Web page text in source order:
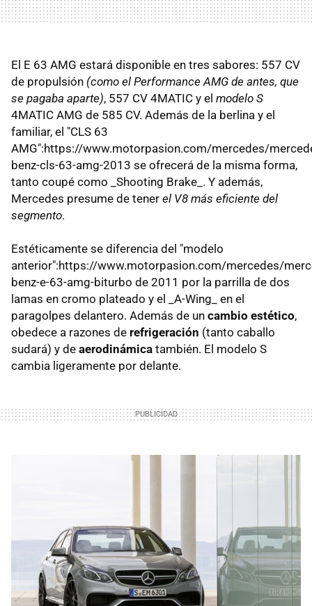
El E 63 AMG estará disponible en tres sabores: 557 CV
de propulsión (como el Performance AMG de antes, que
se pagaba aparte), 557 CV 4MATIC y el modelo S
4MATIC AMG de 585 CV. Además de la berlina y el
familiar, el "CLS 63
AMG":https://www.motorpasion.com/mercedes/
benz-cls-63-amg-2013 se ofrecerá de la misma forma,
tanto coupé como _Shooting Brake_. Y además,
Mercedes presume de tener el V8 más eficiente del
segmento.
Estéticamente se diferencia del "modelo
anterior":https://www.motorpasion.com/mercedes/
benz-e-63-amg-biturbo de 2011 por la parrilla de dos
lamas en cromo plateado y el _A-Wing_ en el
paragolpes delantero. Además de un cambio estético,
obedece a razones de refrigeración (tanto caballo
sudará) y de aerodinámica también. El modelo S
cambia ligeramente por delante.